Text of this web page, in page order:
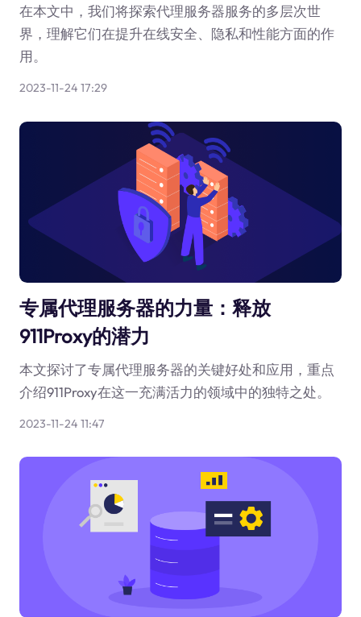
在本文中，我们将探索代理服务器服务的多层次世
界，理解它们在提升在线安全、隐私和性能方面的作
用。
2023-11-24 17:29
专属代理服务器的力量：释放
911Proxy的潜力
本文探讨了专属代理服务器的关键好处和应用，重点
介绍911Proxy在这一充满活力的领域中的独特之处。
2023-11-24 11:47